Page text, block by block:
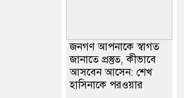
জনগণ আপনাকে স্বাগত
জানাতে প্রস্তুত, কীভাবে
আসবেন আসেন: শেখ
হাসিনাকে পরওয়ার